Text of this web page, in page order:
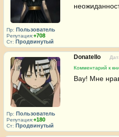
Пр: Пользователь
Репутация:+708
Ст: Продвинутый
Пр: Пользователь
Репутация:+180
Ст: Продвинутый
Donatello
Комментарий к
Вау! Мне